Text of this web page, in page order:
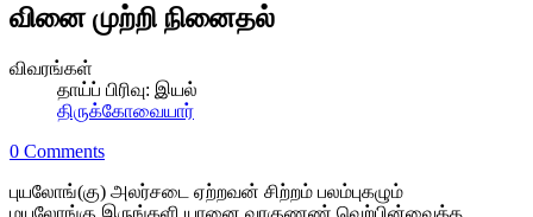
வினை முற்றி நினைதல்
விவரங்கள்
தாய்ப் பிரிவு: இயல்
திருக்கோவையார்
0 Comments
புயலோங்(கு) அலர்சடை ஏற்றவன் சிற்றம் பலம்புகழும்
மயலோங்கு இருங்களி யானை வரகுணண் வெற்பின்வைத்த